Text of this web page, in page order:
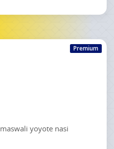
Premium
yoyote nasi